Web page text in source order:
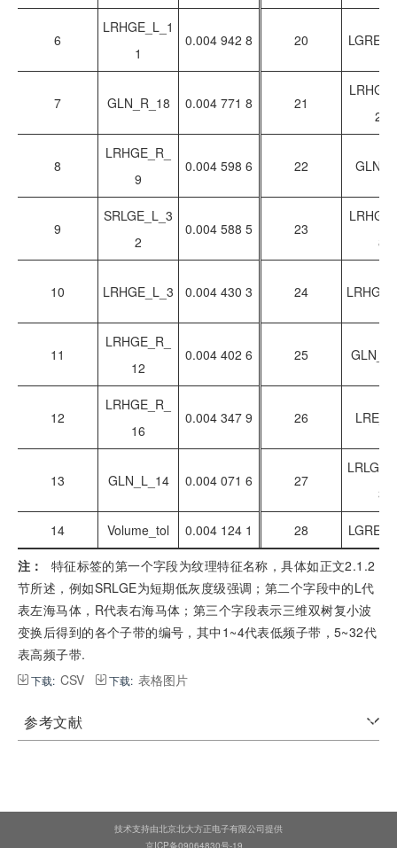
6
LRHGE_L_1
1
0.004 942 8 20
7 GLN_R_18 0.004 771 8 21
29
8
LRHGE_R_
9
0.004 598 6 22
9
SRLGE_L_3
2
0.004 588 5 23
8
10 LRHGE_L_3 0.004 430 3 24
11
LRHGE_R_
12
0.004 402 6 25
12
LRHGE_R_
16
0.004 347 9 26
13 GLN_L_14 0.004 071 6 27
3
14 Volume_tol 0.004 124 1 28
注： 特征标签的第一个字段为纹理特征名称，具体如正文2.1.2
节所述，例如SRLGE为短期低灰度级强调；第二个字段中的L代
表左海马体，R代表右海马体；第三个字段表示三维双树复小波
变换后得到的各个子带的编号，其中1~4代表低频子带，5~32代
表高频子带.
下载: CSV 下载: 表格图片
参考文献
技术支持由北京北大方正电子有限公司提供
京ICP备09064830号-19